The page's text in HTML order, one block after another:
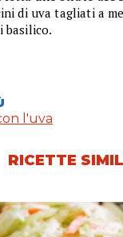
di uva tagliati a
basilico.
l'uva
RICETTE